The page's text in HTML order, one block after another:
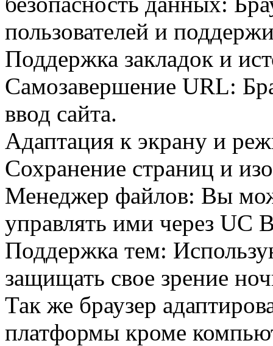
пользователей и
Поддержка закладок и
Самозавершение URL:
ввод сайта.
Адаптация к экрану и
Сохранение страниц и
Менеджер файлов: Вы
управлять ими через UC
Поддержка тем:
защищать свое зрение
Так же браузер
платформы кроме